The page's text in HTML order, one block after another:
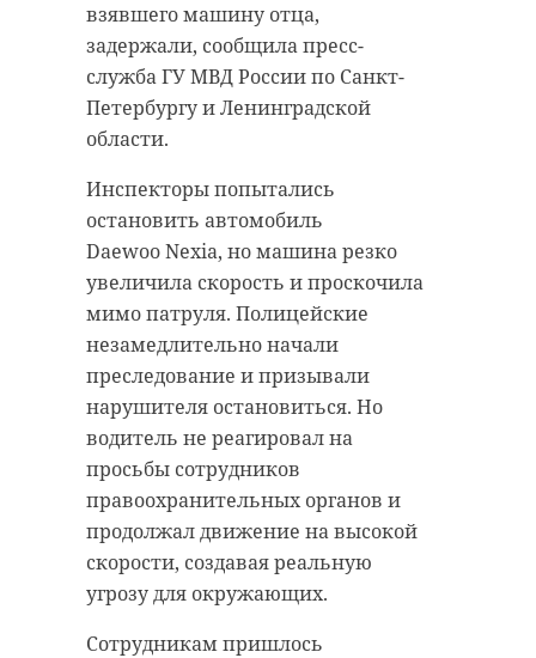
взявшего машину отца,
задержали, сообщила пресс-
служба ГУ МВД России по Санкт-
Петербургу и Ленинградской
области.
Инспекторы попытались
остановить автомобиль
Daewoo Nexia, но машина резко
увеличила скорость и проскочила
мимо патруля. Полицейские
незамедлительно начали
преследование и призывали
нарушителя остановиться. Но
водитель не реагировал на
просьбы сотрудников
правоохранительных органов и
продолжал движение на высокой
скорости, создавая реальную
угрозу для окружающих.
Сотрудникам пришлось